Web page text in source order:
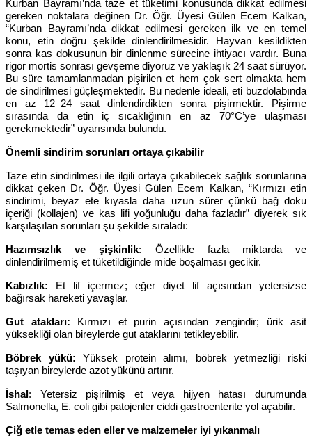
Kurban Bayramı’nda taze et tüketimi konusunda dikkat edilmesi
gereken noktalara değinen Dr. Öğr. Üyesi Gülen Ecem Kalkan,
“Kurban Bayramı’nda dikkat edilmesi gereken ilk ve en temel
konu, etin doğru şekilde dinlendirilmesidir. Hayvan kesildikten
sonra kas dokusunun bir dinlenme sürecine ihtiyacı vardır. Buna
rigor mortis sonrası gevşeme diyoruz ve yaklaşık 24 saat sürüyor.
Bu süre tamamlanmadan pişirilen et hem çok sert olmakta hem
de sindirilmesi güçleşmektedir. Bu nedenle ideali, eti buzdolabında
en az 12–24 saat dinlendirdikten sonra pişirmektir. Pişirme
sırasında da etin iç sıcaklığının en az 70°C’ye ulaşması
gerekmektedir” uyarısında bulundu.
Önemli sindirim sorunları ortaya çıkabilir
Taze etin sindirilmesi ile ilgili ortaya çıkabilecek sağlık sorunlarına
dikkat çeken Dr. Öğr. Üyesi Gülen Ecem Kalkan, “Kırmızı etin
sindirimi, beyaz ete kıyasla daha uzun sürer çünkü bağ doku
içeriği (kollajen) ve kas lifi yoğunluğu daha fazladır” diyerek sık
karşılaşılan sorunları şu şekilde sıraladı:
Hazımsızlık ve şişkinlik: Özellikle fazla miktarda ve
dinlendirilmemiş et tüketildiğinde mide boşalması gecikir.
Kabızlık: Et lif içermez; eğer diyet lif açısından yetersizse
bağırsak hareketi yavaşlar.
Gut atakları: Kırmızı et purin açısından zengindir; ürik asit
yüksekliği olan bireylerde gut ataklarını tetikleyebilir.
Böbrek yükü: Yüksek protein alımı, böbrek yetmezliği riski
taşıyan bireylerde azot yükünü artırır.
İshal: Yetersiz pişirilmiş et veya hijyen hatası durumunda
Salmonella, E. coli gibi patojenler ciddi gastroenterite yol açabilir.
Çiğ etle temas eden eller ve malzemeler iyi yıkanmalı